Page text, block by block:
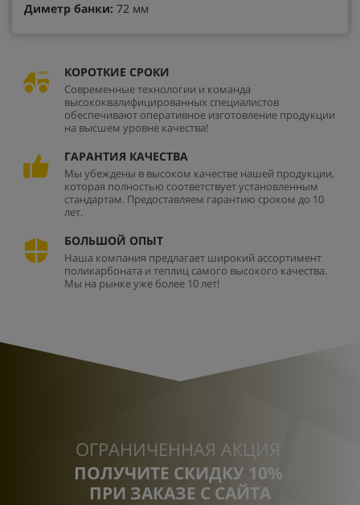
Диметр банки: 72 мм
КОРОТКИЕ СРОКИ
Современные технологии и команда
высококвалифицированных специалистов
обеспечивают оперативное изготовление продукции
на высшем уровне качества!
ГАРАНТИЯ КАЧЕСТВА
Мы убеждены в высоком качестве нашей продукции,
которая полностью соответствует установленным
стандартам. Предоставляем гарантию сроком до 10
лет.
БОЛЬШОЙ ОПЫТ
Наша компания предлагает широкий ассортимент
поликарбоната и теплиц самого высокого качества.
Мы на рынке уже более 10 лет!
ОГРАНИЧЕННАЯ АКЦИЯ
ПОЛУЧИТЕ СКИДКУ 10%
ПРИ ЗАКАЗЕ С САЙТА